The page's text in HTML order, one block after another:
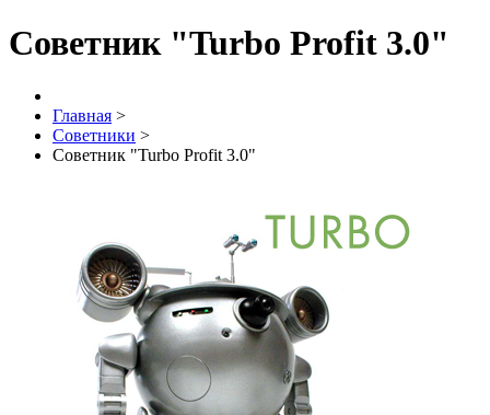
Советник "Turbo Profit 3.0"
Главная >
Советники >
Советник "Turbo Profit 3.0"